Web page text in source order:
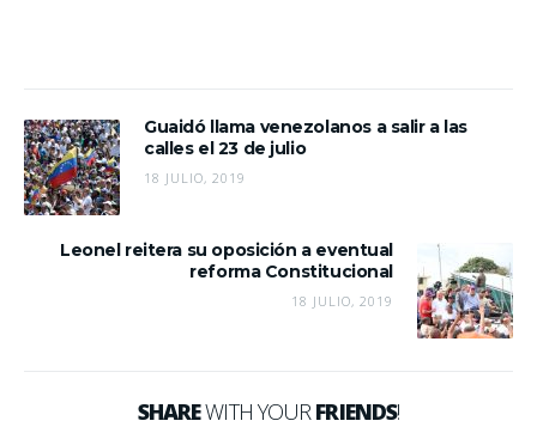
Guaidó llama venezolanos a salir a las
calles el 23 de julio
18 JULIO, 2019
Leonel reitera su oposición a eventual
reforma Constitucional
18 JULIO, 2019
SHAREWITH YOUR FRIENDS!